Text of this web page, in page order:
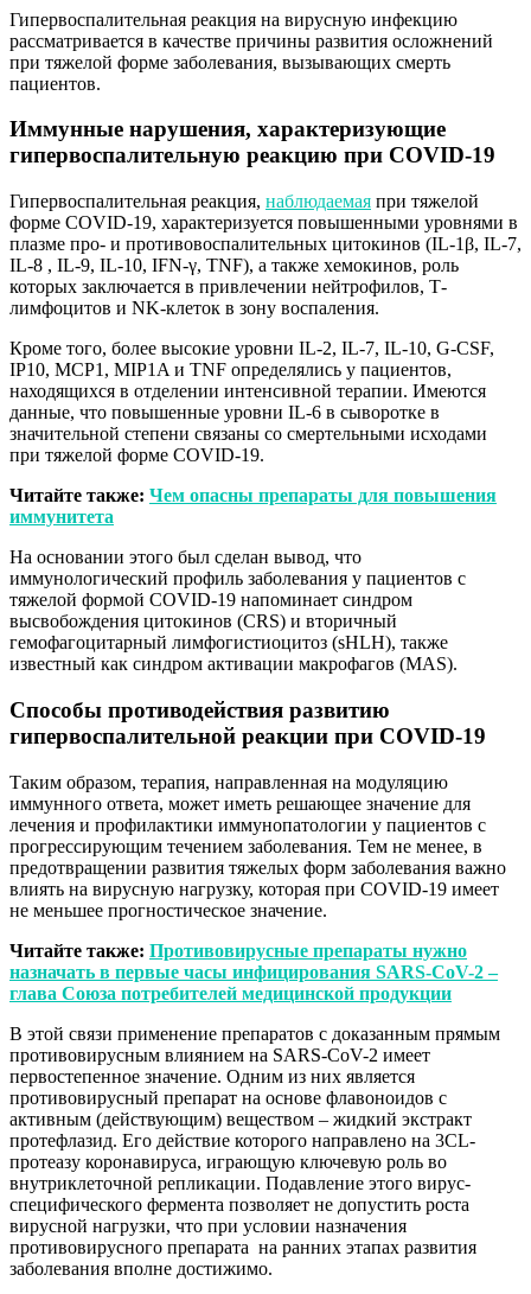
Гипервоспалительная реакция на вирусную инфекцию
рассматривается в качестве причины развития осложнений
при тяжелой форме заболевания, вызывающих смерть
пациентов.
Иммунные нарушения, характеризующие
гипервоспалительную реакцию при COVID-19
Гипервоспалительная реакция, наблюдаемая при тяжелой
форме COVID-19, характеризуется повышенными уровнями в
плазме про- и противовоспалительных цитокинов (IL-1β, IL-7,
IL-8 , IL-9, IL-10, IFN-γ, TNF), а также хемокинов, роль
которых заключается в привлечении нейтрофилов, Т-
лимфоцитов и NK-клеток в зону воспаления.
Кроме того, более высокие уровни IL-2, IL-7, IL-10, G-CSF,
IP10, MCP1, MIP1A и TNF определялись у пациентов,
находящихся в отделении интенсивной терапии. Имеются
данные, что повышенные уровни IL-6 в сыворотке в
значительной степени связаны со смертельными исходами
при тяжелой форме COVID-19.
Читайте также: Чем опасны препараты для повышения
иммунитета
На основании этого был сделан вывод, что
иммунологический профиль заболевания у пациентов с
тяжелой формой COVID-19 напоминает синдром
высвобождения цитокинов (CRS) и вторичный
гемофагоцитарный лимфогистиоцитоз (sHLH), также
известный как синдром активации макрофагов (MAS).
Способы противодействия развитию
гипервоспалительной реакции при COVID-19
Таким образом, терапия, направленная на модуляцию
иммунного ответа, может иметь решающее значение для
лечения и профилактики иммунопатологии у пациентов с
прогрессирующим течением заболевания. Тем не менее, в
предотвращении развития тяжелых форм заболевания важно
влиять на вирусную нагрузку, которая при COVID-19 имеет
не меньшее прогностическое значение.
Читайте также: Противовирусные препараты нужно
назначать в первые часы инфицирования SARS-CoV-2 –
глава Союза потребителей медицинской продукции
В этой связи применение препаратов с доказанным прямым
противовирусным влиянием на SARS-CoV-2 имеет
первостепенное значение. Одним из них является
противовирусный препарат на основе флавоноидов с
активным (действующим) веществом – жидкий экстракт
протефлазид. Его действие которого направлено на 3СL-
протеазу коронавируса, играющую ключевую роль во
внутриклеточной репликации. Подавление этого вирус-
специфического фермента позволяет не допустить роста
вирусной нагрузки, что при условии назначения
противовирусного препарата на ранних этапах развития
заболевания вполне достижимо.